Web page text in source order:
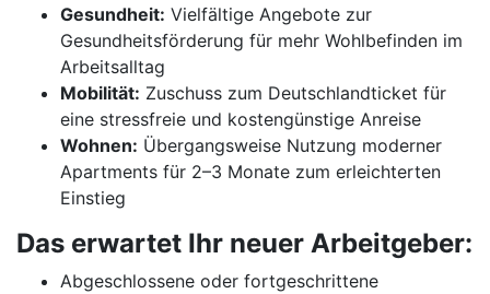
Gesundheit: Vielfältige Angebote zur
Gesundheitsförderung für mehr Wohlbefinden im
Arbeitsalltag
Mobilität: Zuschuss zum Deutschlandticket für
eine stressfreie und kostengünstige Anreise
Wohnen: Übergangsweise Nutzung moderner
Apartments für 2–3 Monate zum erleichterten
Einstieg
Das erwartet Ihr neuer Arbeitgeber:
Abgeschlossene oder fortgeschrittene